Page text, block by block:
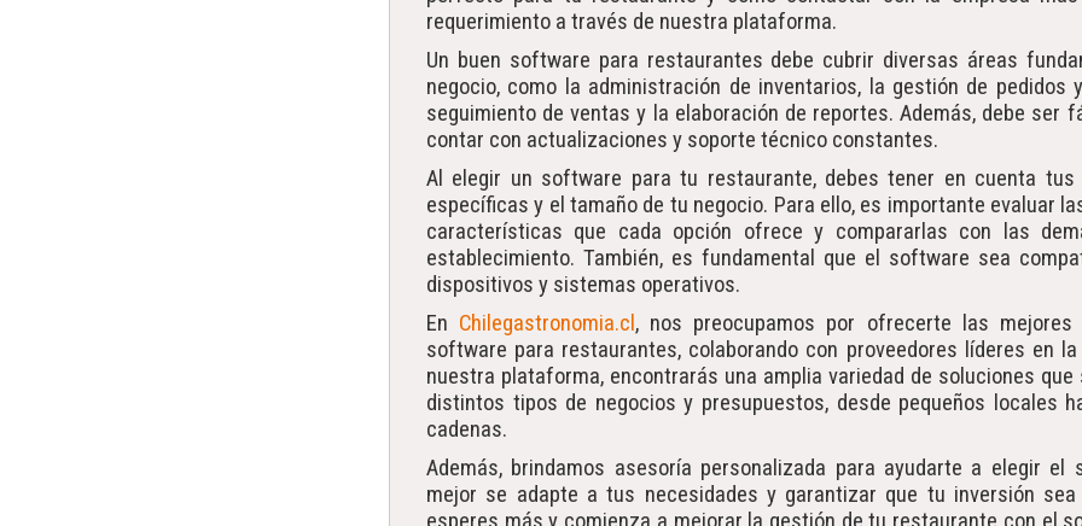
requerimiento a través de nuestra plataforma.
Un buen software para restaurantes debe cubrir diversas áreas
negocio, como la administración de inventarios, la gestión de pedidos
seguimiento de ventas y la elaboración de reportes. Además, debe ser
contar con actualizaciones y soporte técnico constantes.
Al elegir un software para tu restaurante, debes tener en cuenta tus
específicas y el tamaño de tu negocio. Para ello, es importante evaluar
características que cada opción ofrece y compararlas con las
establecimiento. También, es fundamental que el software sea
dispositivos y sistemas operativos.
En Chilegastronomia.cl, nos preocupamos por ofrecerte las mejores
software para restaurantes, colaborando con proveedores líderes en
nuestra plataforma, encontrarás una amplia variedad de soluciones que
distintos tipos de negocios y presupuestos, desde pequeños locales
cadenas.
Además, brindamos asesoría personalizada para ayudarte a elegir el
mejor se adapte a tus necesidades y garantizar que tu inversión sea
esperes más y comienza a mejorar la gestión de tu restaurante con el